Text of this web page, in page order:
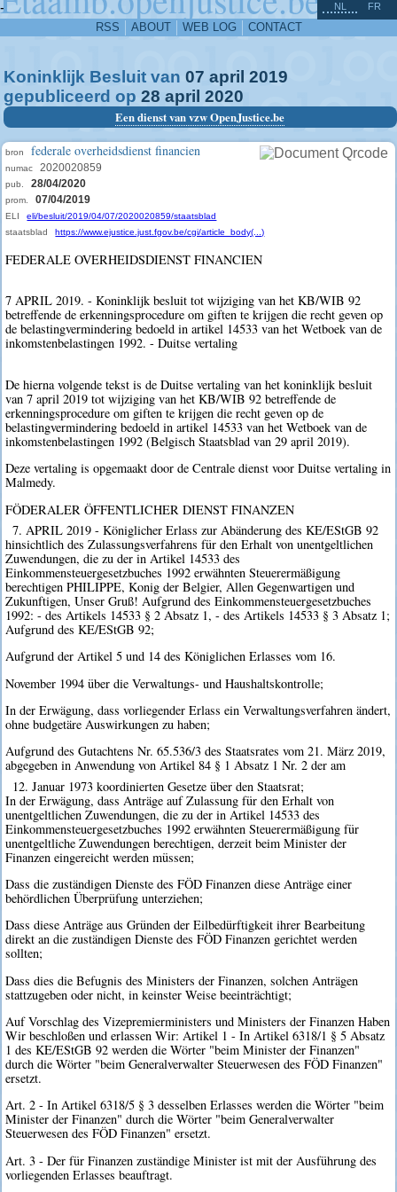
-
RSS ABOUT WEB LOG CONTACT
NL FR
Koninklijk Besluit van 07 april 2019
gepubliceerd op 28 april 2020
Een dienst van vzw OpenJustice.be
bron federale overheidsdienst financien
numac 2020020859
pub. 28/04/2020
prom. 07/04/2019
ELI
eli/besluit/2019/04/07/2020020859/staatsblad
staatsblad
https://www.ejustice.just.fgov.be/cgi/article_body(...)
FEDERALE OVERHEIDSDIENST FINANCIEN
7 APRIL 2019. - Koninklijk besluit tot wijziging van het KB/WIB 92
betreffende de erkenningsprocedure om giften te krijgen die recht geven op
de belastingvermindering bedoeld in artikel 14533 van het Wetboek van de
inkomstenbelastingen 1992. - Duitse vertaling
De hierna volgende tekst is de Duitse vertaling van het koninklijk besluit
van 7 april 2019 tot wijziging van het KB/WIB 92 betreffende de
erkenningsprocedure om giften te krijgen die recht geven op de
belastingvermindering bedoeld in artikel 14533 van het Wetboek van de
inkomstenbelastingen 1992 (Belgisch Staatsblad van 29 april 2019).
Deze vertaling is opgemaakt door de Centrale dienst voor Duitse vertaling in
Malmedy.
FÖDERALER ÖFFENTLICHER DIENST FINANZEN
7. APRIL 2019 - Königlicher Erlass zur Abänderung des KE/EStGB 92
hinsichtlich des Zulassungsverfahrens für den Erhalt von unentgeltlichen
Zuwendungen, die zu der in Artikel 14533 des
Einkommensteuergesetzbuches 1992 erwähnten Steuerermäßigung
berechtigen PHILIPPE, Konig der Belgier, Allen Gegenwartigen und
Zukunftigen, Unser Gruß! Aufgrund des Einkommensteuergesetzbuches
1992: - des Artikels 14533 § 2 Absatz 1, - des Artikels 14533 § 3 Absatz 1;
Aufgrund des KE/EStGB 92;
Aufgrund der Artikel 5 und 14 des Königlichen Erlasses vom 16.
November 1994 über die Verwaltungs- und Haushaltskontrolle;
In der Erwägung, dass vorliegender Erlass ein Verwaltungsverfahren ändert,
ohne budgetäre Auswirkungen zu haben;
Aufgrund des Gutachtens Nr. 65.536/3 des Staatsrates vom 21. März 2019,
abgegeben in Anwendung von Artikel 84 § 1 Absatz 1 Nr. 2 der am
12. Januar 1973 koordinierten Gesetze über den Staatsrat;
In der Erwägung, dass Anträge auf Zulassung für den Erhalt von
unentgeltlichen Zuwendungen, die zu der in Artikel 14533 des
Einkommensteuergesetzbuches 1992 erwähnten Steuerermäßigung für
unentgeltliche Zuwendungen berechtigen, derzeit beim Minister der
Finanzen eingereicht werden müssen;
Dass die zuständigen Dienste des FÖD Finanzen diese Anträge einer
behördlichen Überprüfung unterziehen;
Dass diese Anträge aus Gründen der Eilbedürftigkeit ihrer Bearbeitung
direkt an die zuständigen Dienste des FÖD Finanzen gerichtet werden
sollten;
Dass dies die Befugnis des Ministers der Finanzen, solchen Anträgen
stattzugeben oder nicht, in keinster Weise beeinträchtigt;
Auf Vorschlag des Vizepremierministers und Ministers der Finanzen Haben
Wir beschloßen und erlassen Wir: Artikel 1 - In Artikel 6318/1 § 5 Absatz
1 des KE/EStGB 92 werden die Wörter "beim Minister der Finanzen"
durch die Wörter "beim Generalverwalter Steuerwesen des FÖD Finanzen"
ersetzt.
Art. 2 - In Artikel 6318/5 § 3 desselben Erlasses werden die Wörter "beim
Minister der Finanzen" durch die Wörter "beim Generalverwalter
Steuerwesen des FÖD Finanzen" ersetzt.
Art. 3 - Der für Finanzen zuständige Minister ist mit der Ausführung des
vorliegenden Erlasses beauftragt.
^